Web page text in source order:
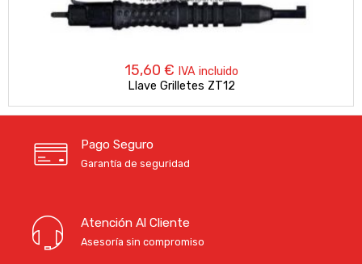
15,60 € IVA incluido
Llave Grilletes ZT12
Pago Seguro
Garantía de seguridad
Atención Al Cliente
Asesoría sin compromiso